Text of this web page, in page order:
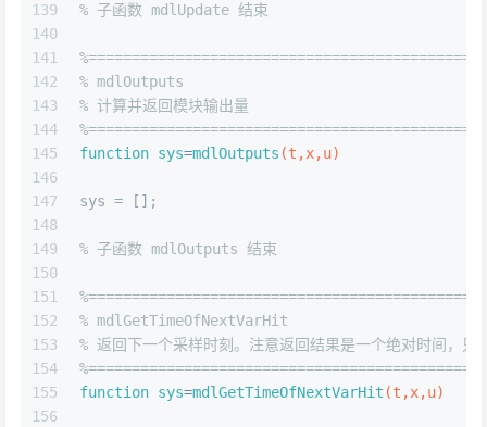
139
140
141
142
143
144
145
146
147
148
149
150
151
152
153
154
155
156
% 子函数 mdlUpdate 结束
% mdlOutputs
% 计算并返回模块输出量
function sys=mdlOutputs (t,x,u)
sys = [];
% 子函数 mdlOutputs 结束
% mdlGetTimeOfNextVarHit
% 返回下一个采样时刻。注意返回结果是一个绝对时间
function sys=mdlGetTimeOfNextVarHit (t,x,u)